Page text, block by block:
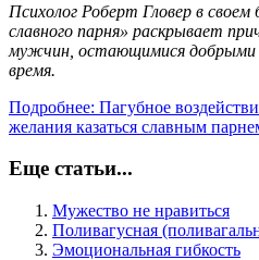
Психолог Роберт Гловер в своем
славного парня» раскрывает
мужчин, остающимися добрыми
время.
Подробнее: Пагубное
желания казаться славным
Еще статьи...
Мужество не нравиться
Поливагусная
Эмоциональная гибкость